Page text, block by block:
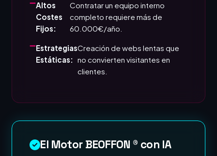
Altos
Costes
Fijos:
Contratar un equipo interno
completo requiere más de
60.000€/año.
Estrategias
Estáticas:
Creación de webs lentas que
no convierten visitantes en
clientes.
El Motor BEOFFON ® con IA